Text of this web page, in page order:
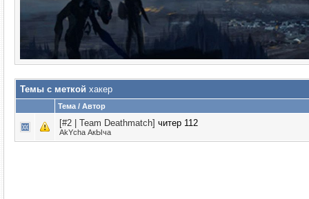
Темы с меткой хакер
Тема / Автор
[#2 | Team Deathmatch] читер 112
AkYcha АкЫча